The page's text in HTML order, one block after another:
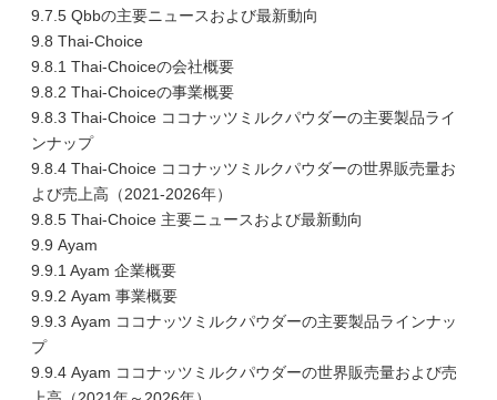
9.7.5 Qbbの主要ニュースおよび最新動向
9.8 Thai-Choice
9.8.1 Thai-Choiceの会社概要
9.8.2 Thai-Choiceの事業概要
9.8.3 Thai-Choice ココナッツミルクパウダーの主要製品ライ
ンナップ
9.8.4 Thai-Choice ココナッツミルクパウダーの世界販売量お
よび売上高（2021-2026年）
9.8.5 Thai-Choice 主要ニュースおよび最新動向
9.9 Ayam
9.9.1 Ayam 企業概要
9.9.2 Ayam 事業概要
9.9.3 Ayam ココナッツミルクパウダーの主要製品ラインナッ
プ
9.9.4 Ayam ココナッツミルクパウダーの世界販売量および売